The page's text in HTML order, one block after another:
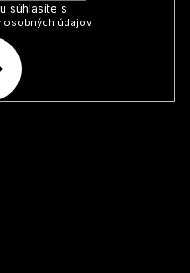
súhlasíte s
osobných údajov